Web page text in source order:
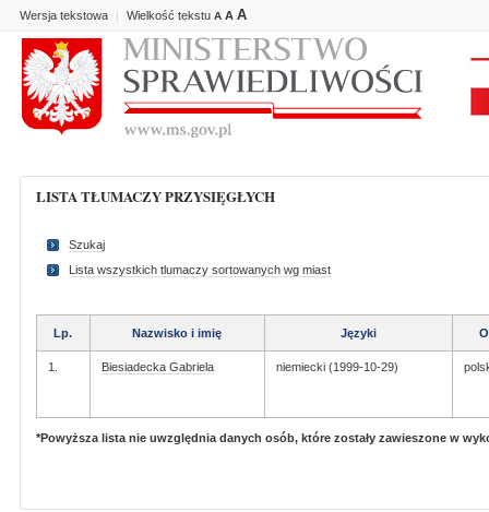
Wersja tekstowa | Wielkość tekstu A A A
LISTA TŁUMACZY PRZYSIĘGŁYCH
Szukaj
Lista wszystkich tlumaczy sortowanych wg miast
Lp. Nazwisko i imię Języki
1. Biesiadecka Gabriela niemiecki (1999-10-29)
*Powyższa lista nie uwzględnia danych osób, które zostały zawieszone w